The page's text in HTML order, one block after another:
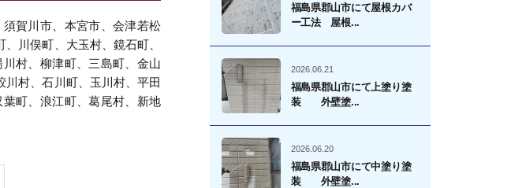
賀川市、本宮市、会津若松
川俣町、大玉村、鏡石町、
村、柳津町、三島町、金山
村、石川町、玉川村、平田
町、浪江町、葛尾村、新地
福島県郡山市にて屋根カバ
ー工法 屋根...
2026.06.21
福島県郡山市にて上塗り塗
装 外壁塗...
2026.06.20
福島県郡山市にて中塗り塗
装 外壁塗...